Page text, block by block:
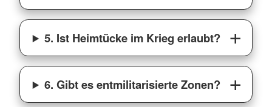
5. Ist Heimtücke im Krieg erlaubt?
6. Gibt es entmilitarisierte Zonen?